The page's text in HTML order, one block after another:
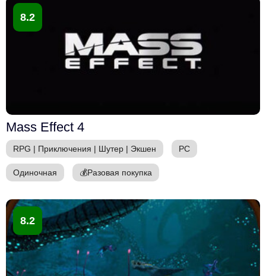
8.2
Mass Effect 4
RPG | Приключения | Шутер | Экшен PC
Одиночная 💰Разовая покупка
8.2